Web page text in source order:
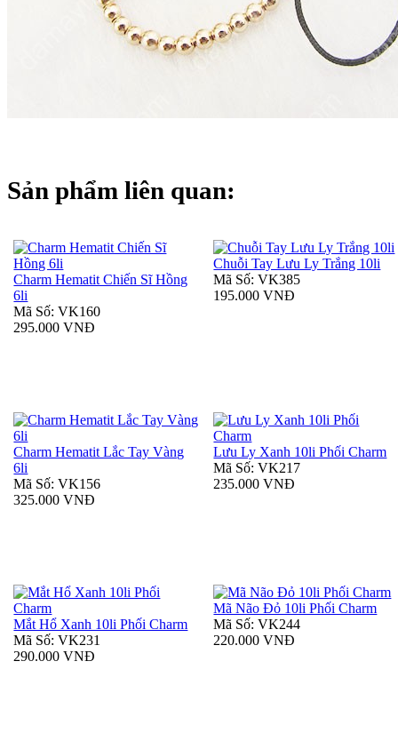
Sản phẩm liên quan:
Charm Hematit Chiến Sĩ Hồng
6li
Mã Số: VK160
295.000 VNĐ
Chuỗi Tay Lưu Ly Trắng 10li
Mã Số: VK385
195.000 VNĐ
Charm Hematit Lắc Tay Vàng
6li
Mã Số: VK156
325.000 VNĐ
Lưu Ly Xanh 10li Phối Charm
Mã Số: VK217
235.000 VNĐ
Mắt Hổ Xanh 10li Phối Charm
Mã Số: VK231
290.000 VNĐ
Mã Não Đỏ 10li Phối Charm
Mã Số: VK244
220.000 VNĐ